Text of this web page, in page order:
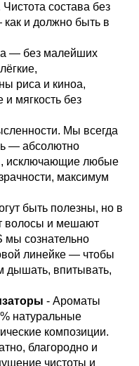
состава без
и должно быть в
— без малейших
риса и киноа,
мягкость без
Мы всегда
— абсолютно
исключающие любые
максимум
быть полезны, но в
волосы и мешают
мы сознательно
линейке — чтобы
дышать, впитывать,
- Ароматы
натуральные
композиции.
благородно и
чистоты и